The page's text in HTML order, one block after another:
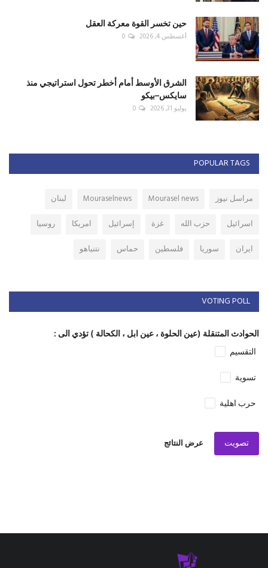
حين تخسر القوة معركة العقل
أغسطس 4, 2026 0
الشرق الأوسط أمام أخطر تحول استراتيجي منذ
سايكس–بيكو
يوليو 31, 2026 0
POPULAR TAGS
مراسل نيوز Mourasel news
Mouraselnews
لبنان
اسرائيل
حزب الله غزة إسرائيل امريكا
روسيا
ايران
سوريا فلسطين حماس نتنياهو
VOTING POLL
الحوادث المتنقلة (عين الحلوة ، عين ابل ، الكحالة ) تؤدي الى :
التقسيم
تسوية
حرب اهلية
تصويت عرض النتائج